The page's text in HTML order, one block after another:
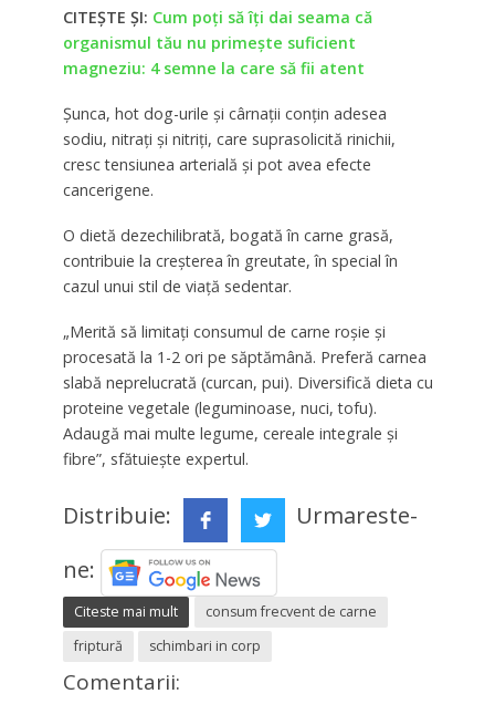
CITEȘTE ȘI: Cum poți să îți dai seama că
organismul tău nu primește suficient
magneziu: 4 semne la care să fii atent
Șunca, hot dog-urile și cârnații conțin adesea
sodiu, nitrați și nitriți, care suprasolicită rinichii,
cresc tensiunea arterială și pot avea efecte
cancerigene.
O dietă dezechilibrată, bogată în carne grasă,
contribuie la creșterea în greutate, în special în
cazul unui stil de viață sedentar.
„Merită să limitați consumul de carne roșie și
procesată la 1-2 ori pe săptămână. Preferă carnea
slabă neprelucrată (curcan, pui). Diversifică dieta cu
proteine vegetale (leguminoase, nuci, tofu).
Adaugă mai multe legume, cereale integrale și
fibre”, sfătuiește expertul.
Distribuie:
Urmareste-
ne:
Citeste mai mult
consum frecvent de carne
friptură
schimbari in corp
Comentarii: